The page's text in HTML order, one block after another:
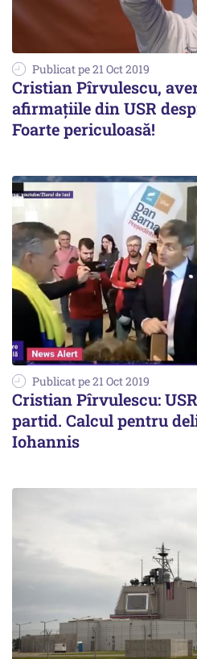
Publicat pe 21 Oct 2019
Cristian Pîrvulescu,
afirmațiile din USR
Foarte periculoasă!
Publicat pe 21 Oct 2019
Cristian Pîrvulescu:
partid. Calcul pentru
Iohannis